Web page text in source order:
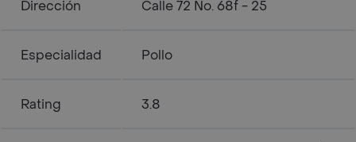
Dirección Calle 72 No. 68f - 25
Especialidad Pollo
Rating 3.8